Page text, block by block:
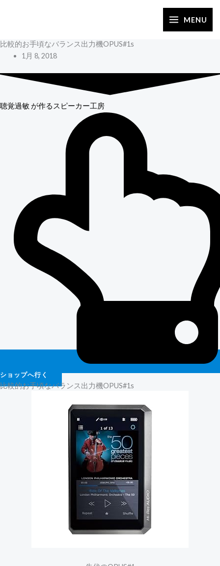
ス
ッ
MENU
比較的お手頃なバランス出力機OPUS#1s
1月 8, 2018
聴覚過敏 が作るスピーカー工房
ショップへ行く
比較的お手頃なバランス出力機OPUS#1s